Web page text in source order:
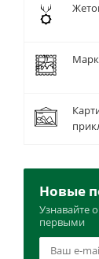
Новые
Узнавайте
первыми